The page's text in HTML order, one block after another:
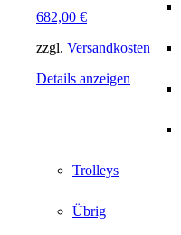
Trolleys
Übrig
682,00 €
zzgl. Versandkosten
Details anzeigen